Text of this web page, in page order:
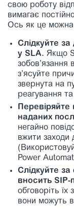
свою роботу
вимагає
Ось як це можна
Слідкуйте
у SLA. Якщо
зобов’язання
з’ясуйте
звернута на
реагування та
Перевіряйте
наданих
негайно
вжити заходи
Power
Слідкуйте
вносить SIP-
обговоріть їх
вони можуть